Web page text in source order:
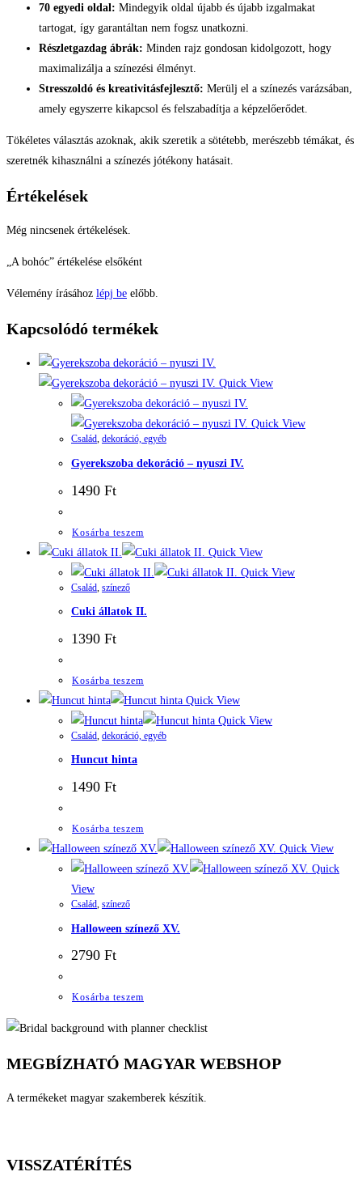
70 egyedi oldal: Mindegyik oldal újabb és újabb izgalmakat
tartogat, így garantáltan nem fogsz unatkozni.
Részletgazdag ábrák: Minden rajz gondosan kidolgozott, hogy
maximalizálja a színezési élményt.
Stresszoldó és kreativitásfejlesztő: Merülj el a színezés varázsában,
amely egyszerre kikapcsol és felszabadítja a képzelőerődet.
Tökéletes választás azoknak, akik szeretik a sötétebb, merészebb témákat, és
szeretnék kihasználni a színezés jótékony hatásait.
Értékelések
Még nincsenek értékelések.
„A bohóc” értékelése elsőként
Vélemény írásához lépj be előbb.
Kapcsolódó termékek
Quick View
Quick View
Család, dekoráció, egyéb
Gyerekszoba dekoráció – nyuszi IV.
1490 Ft
Kosárba teszem
Quick View
Quick View
Család színező
Cuki állatok II.
1390 Ft
Kosárba teszem
Quick View
Quick View
Család dekoráció, egyéb
Huncut hinta
1490 Ft
Kosárba teszem
Quick View
Quick
View
Család, színező
Halloween színező XV.
2790 Ft
Kosárba teszem
MEGBÍZHATÓ MAGYAR WEBSHOP
A termékeket magyar szakemberek készítik.
VISSZATÉRÍTÉS